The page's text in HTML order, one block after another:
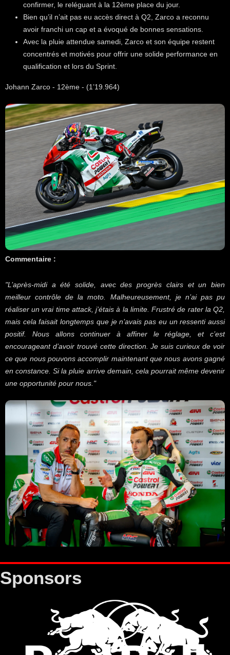
confirmer, le reléguant à la 12ème place du jour.
Bien qu’il n’ait pas eu accès direct à Q2, Zarco a reconnu
avoir franchi un cap et a évoqué de bonnes sensations.
Avec la pluie attendue samedi, Zarco et son équipe restent
concentrés et motivés pour offrir une solide performance en
qualification et lors du Sprint.
Johann Zarco - 12ème - (1’19.964)
Commentaire :
"L’après-midi a été solide, avec des progrès clairs et un bien
meilleur contrôle de la moto. Malheureusement, je n’ai pas pu
réaliser un vrai time attack, j’étais à la limite. Frustré de rater la Q2,
mais cela faisait longtemps que je n’avais pas eu un ressenti aussi
positif. Nous allons continuer à affiner le réglage, et c’est
encourageant d’avoir trouvé cette direction. Je suis curieux de voir
ce que nous pouvons accomplir maintenant que nous avons gagné
en constance. Si la pluie arrive demain, cela pourrait même devenir
une opportunité pour nous. "
Sponsors